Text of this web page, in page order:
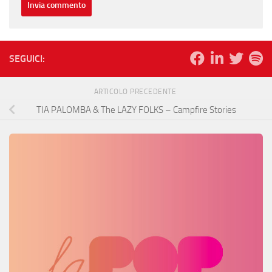
SEGUICI:
ARTICOLO PRECEDENTE
TIA PALOMBA & The LAZY FOLKS – Campfire Stories